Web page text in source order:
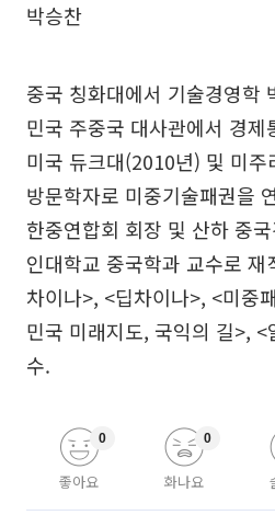
박승찬
중국 칭화대에서 기술경영학
민국 주중국 대사관에서 경
미국 듀크대(2010년) 및 미
방문학자로 미중기술패권을
한중연합회 회장 및 산하 중
인대학교 중국학과 교수로 재
차이나>, <딥차이나>, <미중
민국 미래지도, 국익의 길>,
수.
좋아요
0
화나요
0